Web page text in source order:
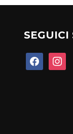
SEGUICI
facebook